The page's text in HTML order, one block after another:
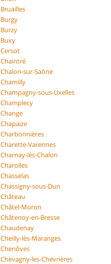
Bruailles
Burgy
Burzy
Buxy
Cersot
Chaintré
Chalon-sur-Saône
Chamilly
Champagny-sous-Uxelles
Champlecy
Change
Chapaize
Charbonnières
Charette-Varennes
Charnay-lès-Chalon
Charolles
Chasselas
Chassigny-sous-Dun
Château
Châtel-Moron
Châtenoy-en-Bresse
Chaudenay
Cheilly-lès-Maranges
Chenôves
Chevagny-les-Chevrières